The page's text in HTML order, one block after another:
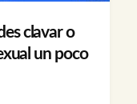
clavar o
un poco